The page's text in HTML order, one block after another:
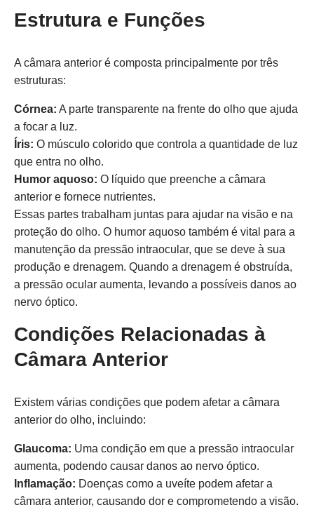
Estrutura e Funções
A câmara anterior é composta principalmente por três
estruturas:
Córnea: A parte transparente na frente do olho que ajuda
a focar a luz.
Íris: O músculo colorido que controla a quantidade de luz
que entra no olho.
Humor aquoso: O líquido que preenche a câmara
anterior e fornece nutrientes.
Essas partes trabalham juntas para ajudar na visão e na
proteção do olho. O humor aquoso também é vital para a
manutenção da pressão intraocular, que se deve à sua
produção e drenagem. Quando a drenagem é obstruída,
a pressão ocular aumenta, levando a possíveis danos ao
nervo óptico.
Condições Relacionadas à
Câmara Anterior
Existem várias condições que podem afetar a câmara
anterior do olho, incluindo:
Glaucoma: Uma condição em que a pressão intraocular
aumenta, podendo causar danos ao nervo óptico.
Inflamação: Doenças como a uveíte podem afetar a
câmara anterior, causando dor e comprometendo a visão.